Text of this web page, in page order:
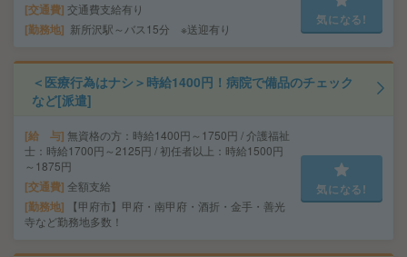
交通費 交通費支給有り
勤務地 新所沢駅～バス15分 ※送迎有り
気になる!
＜医療行為はナシ＞時給1400円！病院で備品のチェック
など[派遣]
給 与 無資格の方：時給1400円～1750円 / 介護福祉
士：時給1700円～2125円 / 初任者以上：時給1500円
～1875円
交通費 全額支給
勤務地
【甲府市】甲府・南甲府・酒折・金手・善光
寺など勤務地多数！
気になる!